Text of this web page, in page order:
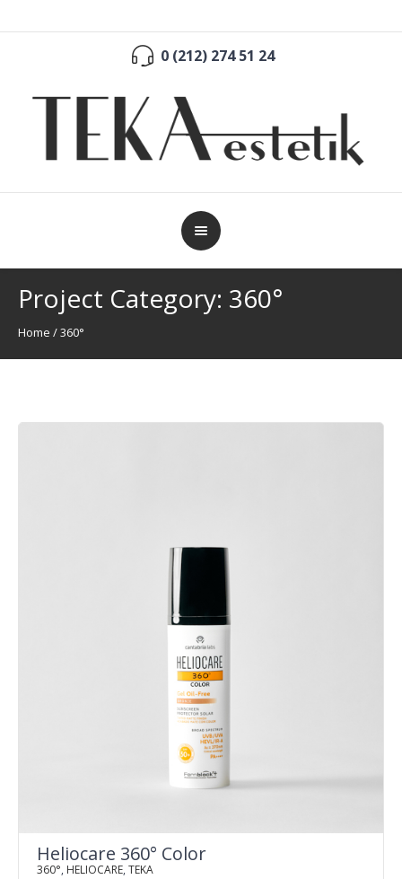
0 (212) 274 51 24
Project Category: 360°
Home /360°
Heliocare 360° Color
360°, HELIOCARE, TEKA